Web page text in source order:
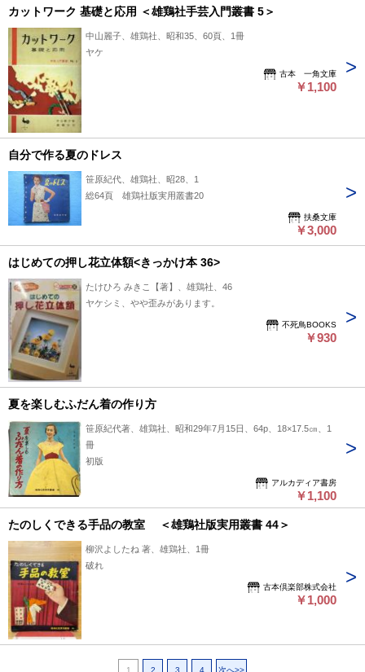
カットワーク 基礎と応用 ＜雄鶏社手芸入門叢書 5＞
中山麗子、雄鶏社、昭和35、60頁、1冊
ヤケ
古本 一角文庫
￥1,100
自分で作る夏のドレス
笹原紀代、雄鶏社、昭28、1
総64頁 雄鶏社版実用叢書20
扶桑文庫
￥3,000
はじめての押し花立体額<きっかけ本 36>
たけひろ みきこ【著】、雄鶏社、46
ヤケシミ、やや歪みがあります。
不死鳥BOOKS
￥930
夏を楽しむふだん着の作り方
笹原紀代著、雄鶏社、昭和29年7月15日、64p、18×17.5㎝、1
冊
初版
アルカディア書房
￥1,100
たのしくできる手品の教室 ＜雄鶏社版実用叢書 44＞
柳沢よしたね 著、雄鶏社、1冊
破れ
古本倶楽部株式会社
￥1,000
1 2 3 4 次へ>>